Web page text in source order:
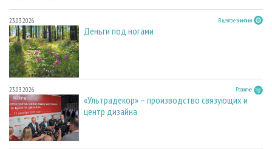
23.03.2026 В центре внимания
Деньги под ногами
23.03.2026 Развитие
«Ультрадекор» – производство связующих и
центр дизайна